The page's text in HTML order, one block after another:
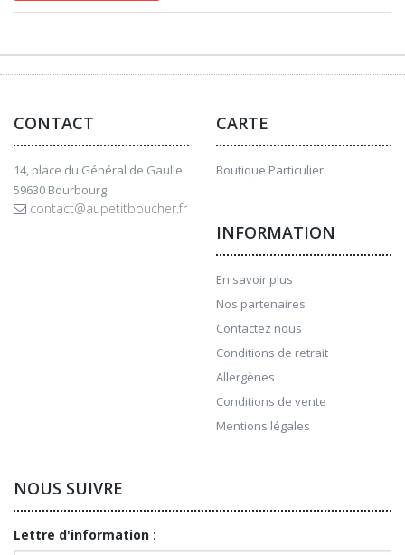
CONTACT
14, place du Général de Gaulle
59630 Bourbourg
contact@aupetitboucher.fr
CARTE
Boutique Particulier
INFORMATION
En savoir plus
Nos partenaires
Contactez nous
Conditions de retrait
Allergènes
Conditions de vente
Mentions légales
NOUS SUIVRE
Lettre d'information :